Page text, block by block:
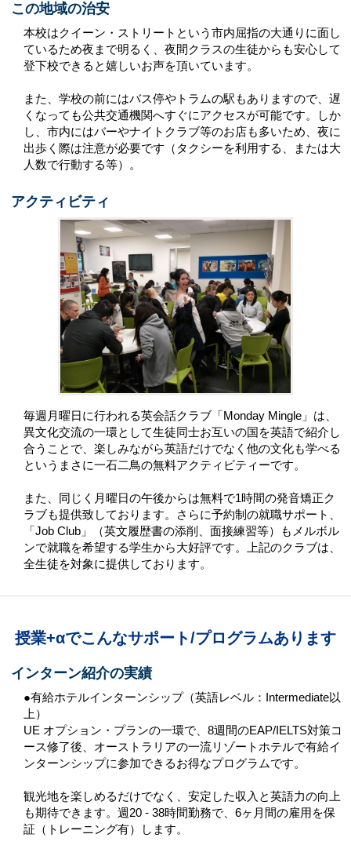
この地域の治安
本校はクイーン・ストリートという市内屈指の大通りに面し
ているため夜まで明るく、夜間クラスの生徒からも安心して
登下校できると嬉しいお声を頂いています。
また、学校の前にはバス停やトラムの駅もありますので、遅
くなっても公共交通機関へすぐにアクセスが可能です。しか
し、市内にはバーやナイトクラブ等のお店も多いため、夜に
出歩く際は注意が必要です（タクシーを利用する、または大
人数で行動する等）。
アクティビティ
毎週月曜日に行われる英会話クラブ「Monday Mingle」は、
異文化交流の一環として生徒同士お互いの国を英語で紹介し
合うことで、楽しみながら英語だけでなく他の文化も学べる
というまさに一石二鳥の無料アクティビティーです。
また、同じく月曜日の午後からは無料で1時間の発音矯正ク
ラブも提供致しております。さらに予約制の就職サポート、
「Job Club」（英文履歴書の添削、面接練習等）もメルボル
ンで就職を希望する学生から大好評です。上記のクラブは、
全生徒を対象に提供しております。
授業+αでこんなサポート/プログラムあります
インターン紹介の実績
●有給ホテルインターンシップ（英語レベル：Intermediate以
上）
UE オプション・プランの一環で、8週間のEAP/IELTS対策コ
ース修了後、オーストラリアの一流リゾートホテルで有給イ
ンターンシップに参加できるお得なプログラムです。
観光地を楽しめるだけでなく、安定した収入と英語力の向上
も期待できます。週20 - 38時間勤務で、6ヶ月間の雇用を保
証（トレーニング有）します。